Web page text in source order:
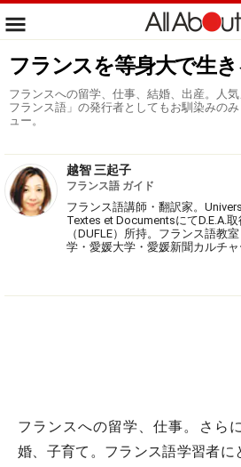
フランスを等身大で生き
フランスへの留学、仕事、結婚、出産。人
フランス語」の発行者としてもお馴染みの
ュー。
越智 三起子
フランス語 ガイド
フランス語講師・翻訳家。
Textes et DocumentsにてD.E.A.
（DUFLE）所持。フランス語教
学・愛媛大学・愛媛新聞カルチャ
フランスへの留学、仕事。さら
婚、子育て。フランス語学習者に